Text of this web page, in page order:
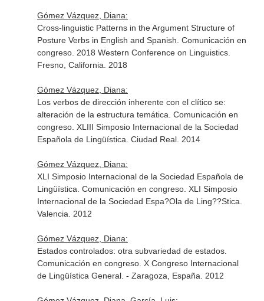
Gómez Vázquez, Diana:
Cross-linguistic Patterns in the Argument Structure of
Posture Verbs in English and Spanish. Comunicación en
congreso. 2018 Western Conference on Linguistics.
Fresno, California. 2018
Gómez Vázquez, Diana:
Los verbos de dirección inherente con el clítico se:
alteración de la estructura temática. Comunicación en
congreso. XLIII Simposio Internacional de la Sociedad
Española de Lingüística. Ciudad Real. 2014
Gómez Vázquez, Diana:
XLI Simposio Internacional de la Sociedad Española de
Lingüística. Comunicación en congreso. XLI Simposio
Internacional de la Sociedad Espa?Ola de Ling??Stica.
Valencia. 2012
Gómez Vázquez, Diana:
Estados controlados: otra subvariedad de estados.
Comunicación en congreso. X Congreso Internacional
de Lingüística General. - Zaragoza, España. 2012